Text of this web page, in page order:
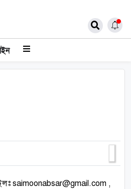
saimoonabsar@gmail.com ,